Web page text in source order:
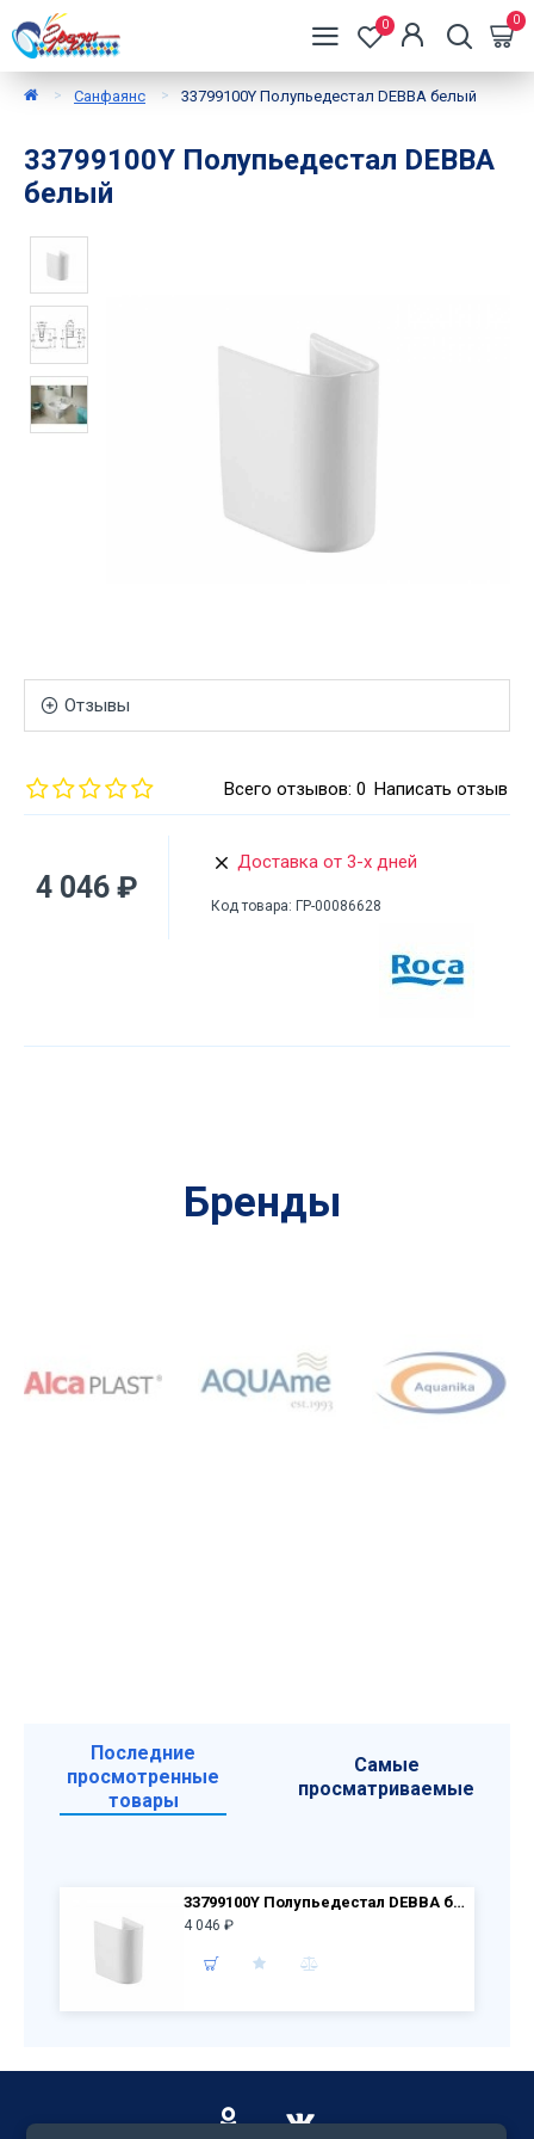
0 0
Санфаянс 33799100Y Полупьедестал DEBBA белый
33799100Y Полупьедестал DEBBA
белый
Отзывы
Всего отзывов: 0 Написать отзыв
4 046 ₽
Доставка от 3-х дней
Код товара: ГР-00086628
Бренды
Последние
просмотренные
товары
Самые
просматриваемые
33799100Y Полупьедестал DEBBA белый
4 046 ₽